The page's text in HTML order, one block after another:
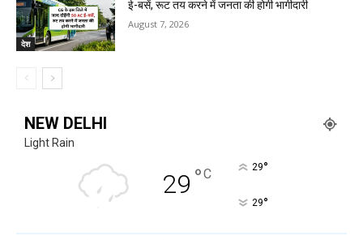
देश
ई-बसें, रूट तय करने में जनता की होगी भागीदारी
August 7, 2026
NEW DELHI
Light Rain
29 °C 29°
29°